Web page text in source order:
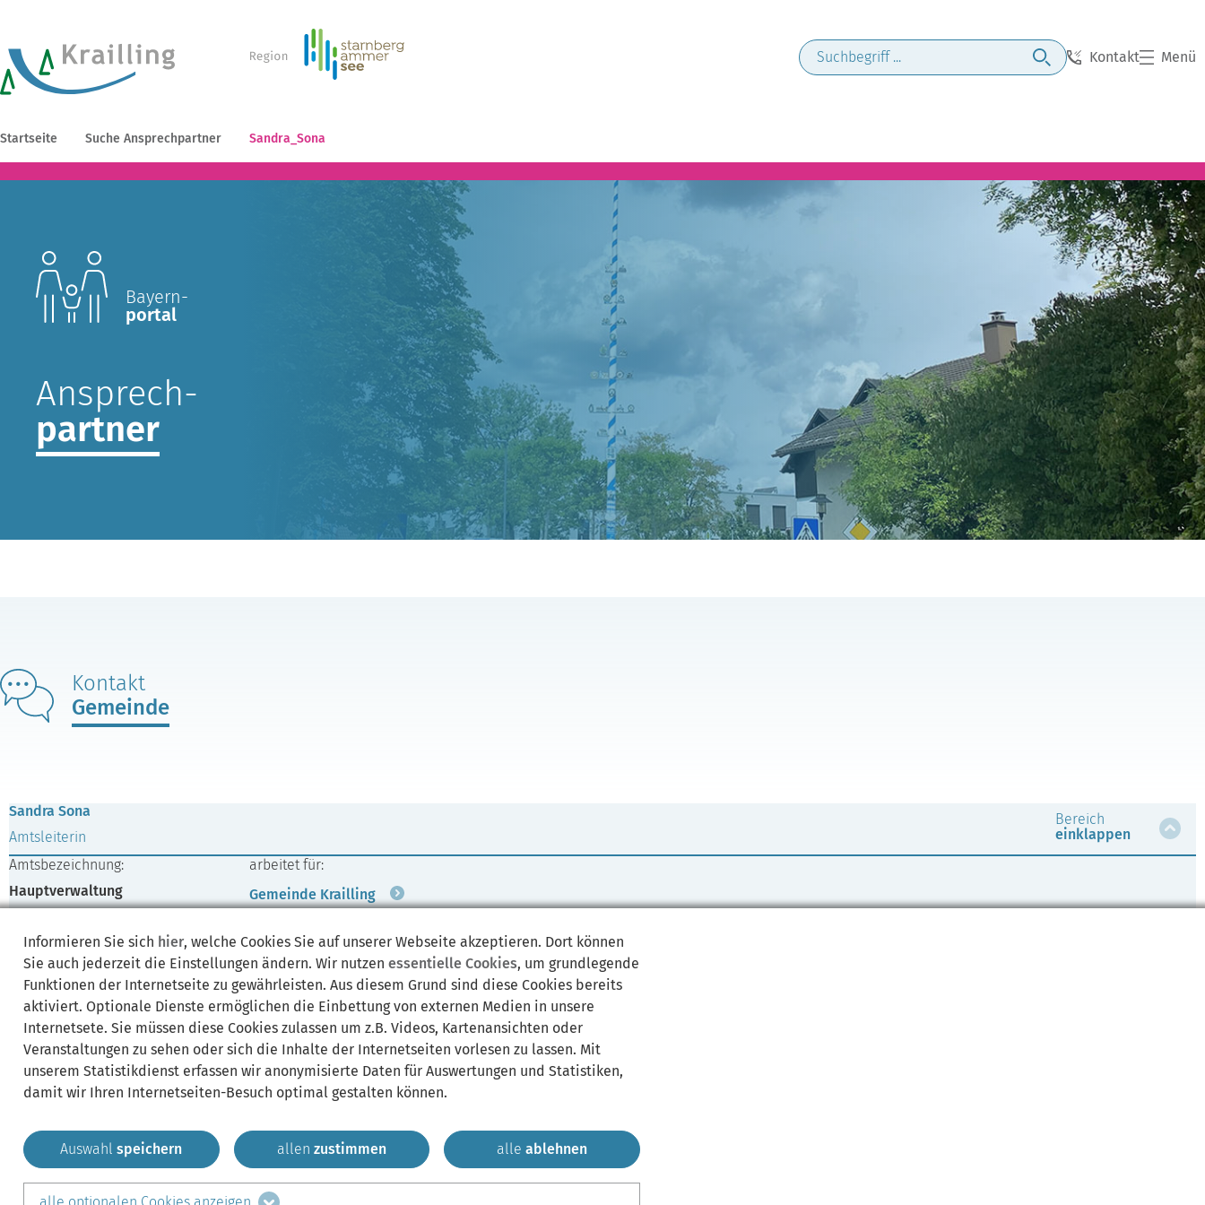
Kontakt Menü
Startseite Suche Ansprechpartner Sandra_Sona
Bayern-
portal
Ansprech-
partner
Kontakt
Gemeinde
Sandra Sona
Amtsleiterin
Bereich
einklappen
Amtsbezeichnung:
Hauptverwaltung
arbeitet für:
Gemeinde Krailling
Hauptverwaltung
Tel +49 89 85706 -100
Fax +49 89 8576656
E-Mail:
sona@krailling.de
Zu finden in:
Zimmer: O.12
Leistungen:
Gemeinde Krailling Impressum Datenschutz Sitemap Kontakt
Informieren Sie sich hier, welche Cookies Sie auf unserer Webseite akzeptieren. Dort können
Sie auch jederzeit die Einstellungen ändern. Wir nutzen essentielle Cookies, um grundlegende
Funktionen der Internetseite zu gewährleisten. Aus diesem Grund sind diese Cookies bereits
aktiviert. Optionale Dienste ermöglichen die Einbettung von externen Medien in unsere
Internetsete. Sie müssen diese Cookies zulassen um z.B. Videos, Kartenansichten oder
Veranstaltungen zu sehen oder sich die Inhalte der Internetseiten vorlesen zu lassen. Mit
unserem Statistikdienst erfassen wir anonymisierte Daten für Auswertungen und Statistiken,
damit wir Ihren Internetseiten-Besuch optimal gestalten können.
Auswahl speichern allen zustimmen alle ablehnen